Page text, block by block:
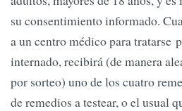
su consentimiento informado.
a un centro médico para tratarse
internado, recibirá (de manera
por sorteo) uno de los cuatro
de remedios a testear, o el usual